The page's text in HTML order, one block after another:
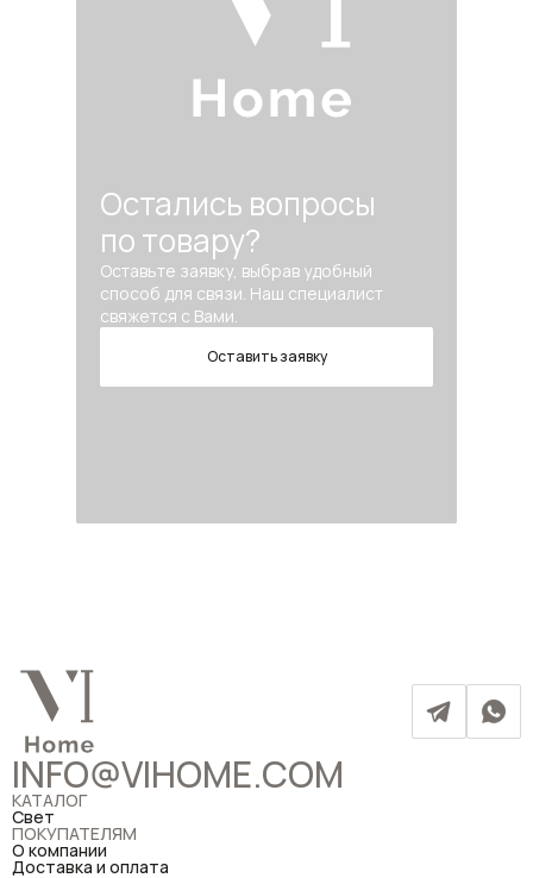
Остались вопросы
по товару?
Оставьте заявку, выбрав удобный
способ для связи. Наш специалист
свяжется с Вами.
Оставить заявку
INFO@VIHOME.COM
КАТАЛОГ
Свет
ПОКУПАТЕЛЯМ
О компании
Доставка и оплата